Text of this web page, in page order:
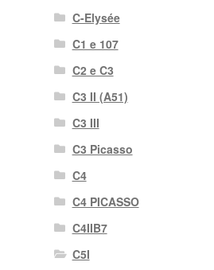
C-Elysée
C1 e 107
C2 e C3
C3 II (A51)
C3 III
C3 Picasso
C4
C4 PICASSO
C4IIB7
C5I